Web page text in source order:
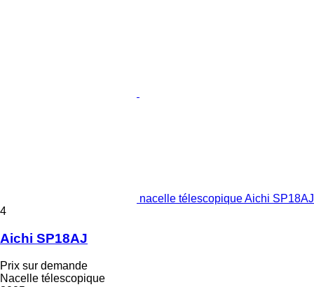
nacelle télescopique Aichi SP18AJ
4
Aichi SP18AJ
Prix sur demande
Nacelle télescopique